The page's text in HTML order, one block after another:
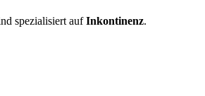
spezialisiert aufInkontinenz.